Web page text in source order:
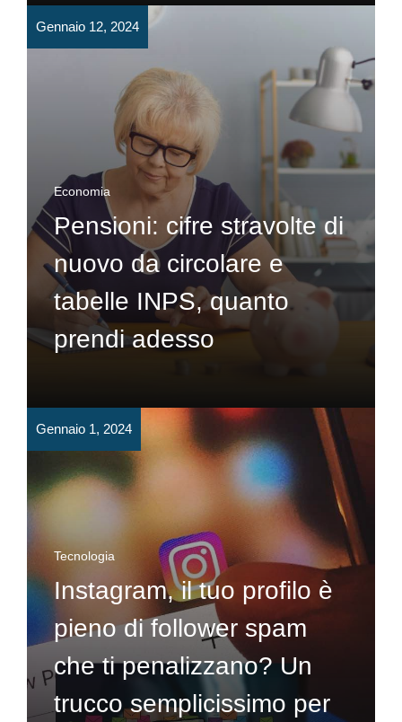
Gennaio 12, 2024
Economia
Pensioni: cifre stravolte di
nuovo da circolare e
tabelle INPS, quanto
prendi adesso
Gennaio 1, 2024
Tecnologia
Instagram, il tuo profilo è
pieno di follower spam
che ti penalizzano? Un
trucco semplicissimo per